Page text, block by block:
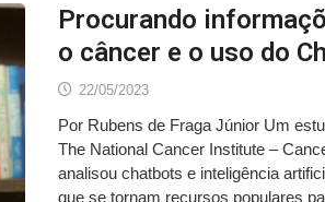
Procurando
o câncer e o uso do
22/05/2023
Por Rubens de Fraga Júnior Um
The National Cancer Institute –
analisou chatbots e inteligência
que se tornam recursos populares